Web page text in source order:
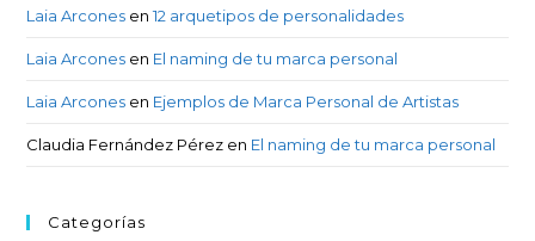
Laia Arcones en12 arquetipos de personalidades
Laia Arcones en El naming de tu marca personal
Laia Arcones en Ejemplos de Marca Personal de Artistas
Claudia Fernández Pérez en El naming de tu marca personal
Categorías